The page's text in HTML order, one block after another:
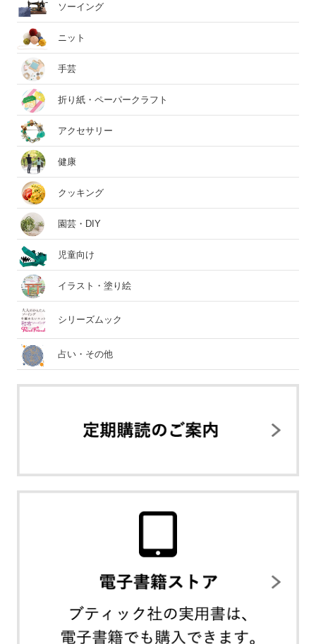
ソーイング
ニット
手芸
折り紙・ペーパークラフト
アクセサリー
健康
クッキング
園芸・DIY
児童向け
イラスト・塗り絵
シリーズムック
占い・その他